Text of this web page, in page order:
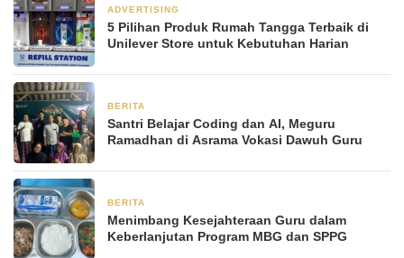
ADVERTISING
5 Pilihan Produk Rumah Tangga Terbaik di
Unilever Store untuk Kebutuhan Harian
BERITA
Santri Belajar Coding dan AI, Meguru
Ramadhan di Asrama Vokasi Dawuh Guru
BERITA
Menimbang Kesejahteraan Guru dalam
Keberlanjutan Program MBG dan SPPG